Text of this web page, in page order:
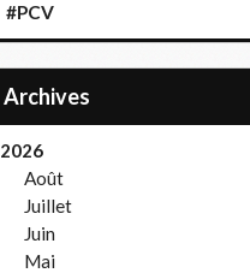
#PCV
Archives
2026
Août
Juillet
Juin
Mai